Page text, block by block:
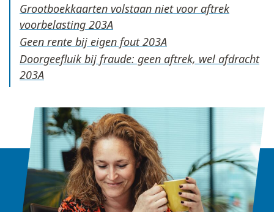
Grootboekkaarten volstaan niet voor aftrek
voorbelasting
Geen rente bij eigen fout
Doorgeefluik bij fraude: geen aftrek, wel afdracht